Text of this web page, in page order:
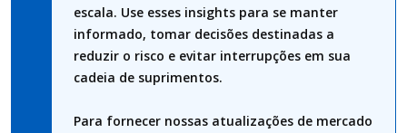
escala. Use esses insights para se manter
informado, tomar decisões destinadas a
reduzir o risco e evitar interrupções em sua
cadeia de suprimentos.
Para fornecer nossas atualizações de mercado